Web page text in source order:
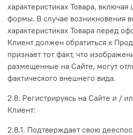
характеристиках Товара,
формы. В случае возникновения
характеристиках Товара перед
Клиент должен обратиться к
признает тот факт, что
размещенные на Сайте, могут
фактического внешнего вида.
2.8. Регистрируясь на Сайте и /
Клиент:
2.8.1. Подтверждает свою